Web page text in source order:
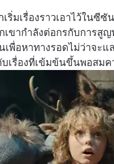
ริ่มเรื่องราวเอาไว้ในซี
ขากำลังต่อกรกับการสูญ
พื่อหาทางรอดไม่ว่าจะแ
เรื่องที่เข้มข้นขึ้นพอสมค